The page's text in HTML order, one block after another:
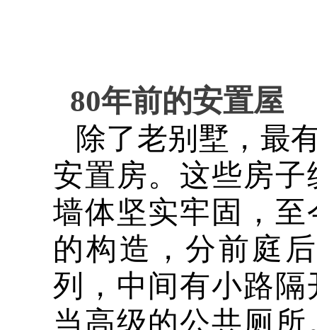
80年前的安置屋
除了老别墅，最
安置房。这些房
墙体坚实牢固，
的构造，分前庭
列，中间有小路
当高级的公共厕